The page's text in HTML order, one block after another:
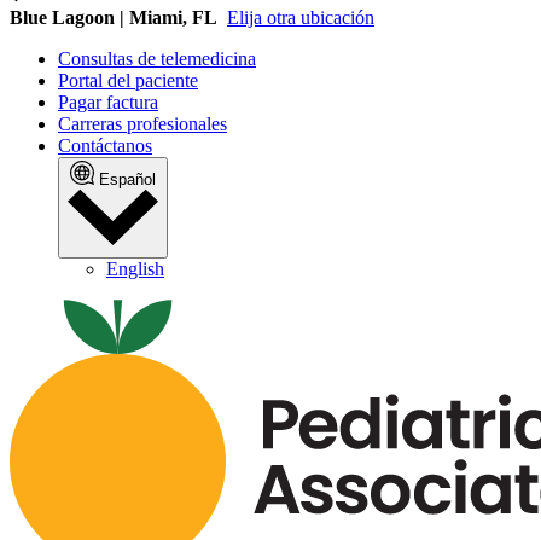
Blue Lagoon | Miami, FL Elija otra ubicación
Consultas de telemedicina
Portal del paciente
Pagar factura
Carreras profesionales
Contáctanos
Español
English